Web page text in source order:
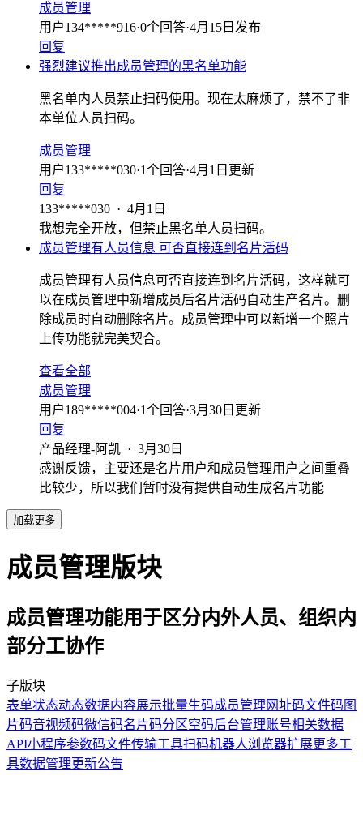
成员管理
用户134*****916·0个回答·4月15日发布
回复
强烈建议推出成员管理的黑名单功能
黑名单内人员禁止扫码使用。现在太麻烦了，禁不了非
本单位人员扫码。
成员管理
用户133*****030·1个回答·4月1日更新
回复
133*****030 · 4月1日
我想完全开放，但禁止黑名单人员扫码。
成员管理有人员信息 可否直接连到名片活码
成员管理有人员信息可否直接连到名片活码，这样就可
以在成员管理中新增成员后名片活码自动生产名片。删
除成员时自动删除名片。成员管理中可以新增一个照片
上传功能就完美契合。
查看全部
成员管理
用户189*****004·1个回答·3月30日更新
回复
产品经理-阿凯 · 3月30日
感谢反馈，主要还是名片用户和成员管理用户之间重叠
比较少，所以我们暂时没有提供自动生成名片功能
加载更多
成员管理版块
成员管理功能用于区分内外人员、组织内
部分工协作
子版块
表单状态动态数据内容展示批量生码成员管理 网址码文件码 图
片码音视频码微信码名片码分区空码后台管理账号相关数据
API小程序参数码文件传输工具扫码机器人浏览器扩展更多工
具数据管理更新公告